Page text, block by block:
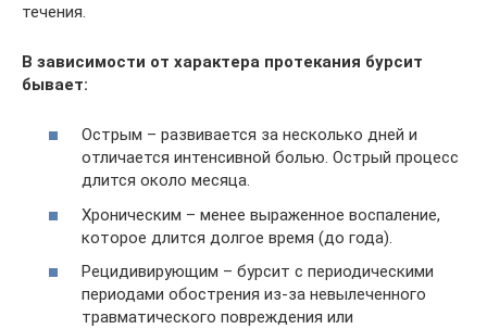
течения.
В зависимости от характера протекания бурсит
бывает:
Острым – развивается за несколько дней и
отличается интенсивной болью. Острый процесс
длится около месяца.
Хроническим – менее выраженное воспаление,
которое длится долгое время (до года).
Рецидивирующим – бурсит с периодическими
периодами обострения из-за невылеченного
травматического повреждения или